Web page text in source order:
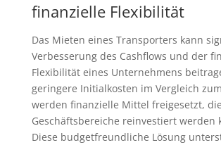
finanzielle Flexibilität
Das Mieten eines Transporters kann
Verbesserung des Cashflows und der
Flexibilität eines Unternehmens
geringere Initialkosten im Vergleich
werden finanzielle Mittel freigesetzt,
Geschäftsbereiche reinvestiert werden
Diese budgetfreundliche Lösung